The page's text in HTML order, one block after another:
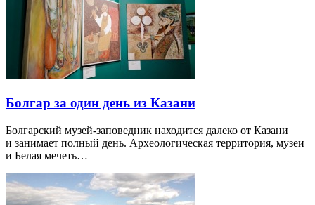
Болгар за один день из Казани
Болгарский музей-заповедник находится далеко от Казани
и занимает полный день. Археологическая территория, музеи
и Белая мечеть…